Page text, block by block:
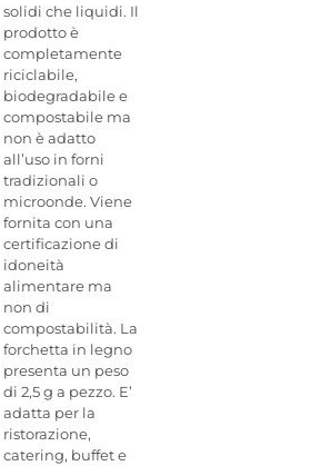
solidi che liquidi. Il
prodotto è
completamente
riciclabile,
biodegradabile e
compostabile ma
non è adatto
all’uso in forni
tradizionali o
microonde. Viene
fornita con una
certificazione di
idoneità
alimentare ma
non di
compostabilità. La
forchetta in legno
presenta un peso
di 2,5 g a pezzo. E’
adatta per la
ristorazione,
catering, buffet e